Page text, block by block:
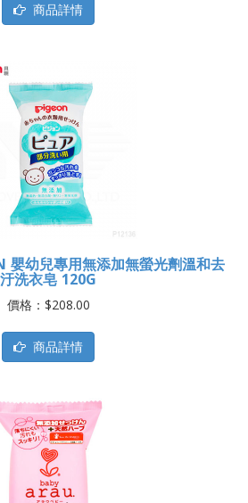
商品詳情
嬰幼兒專用無添加無螢光劑溫和去
汙洗衣皂 120G
價格：$208.00
商品詳情